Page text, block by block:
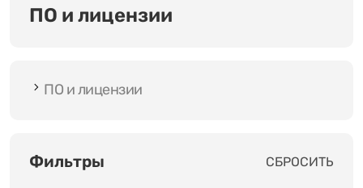
ПО и лицензии
Фильтры СБРОСИТЬ
ПО и лицензии